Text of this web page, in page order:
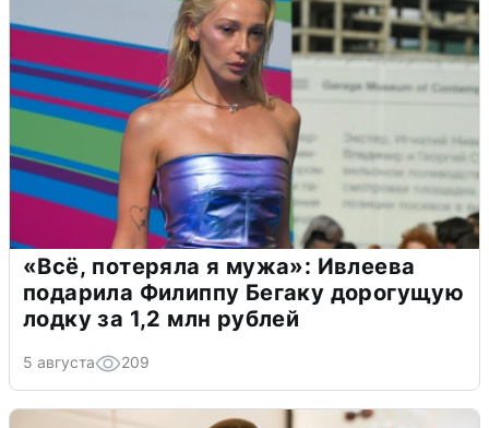
«Всё, потеряла я мужа»: Ивлеева
подарила Филиппу Бегаку дорогущую
лодку за 1,2 млн рублей
5 августа 209